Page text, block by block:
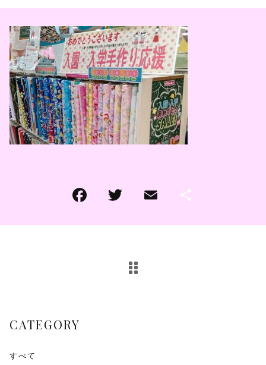
CATEGORY
すべて
オリジナル刺繍
トートバッグ
その他
価格帯
～
並び順